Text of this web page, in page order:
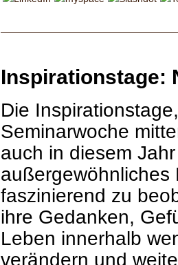
Inspirationstage:
Die
Seminarwoche
auch in diesem
außergewöhnliches
faszinierend zu
ihre Gedanken,
Leben innerhalb
verändern und